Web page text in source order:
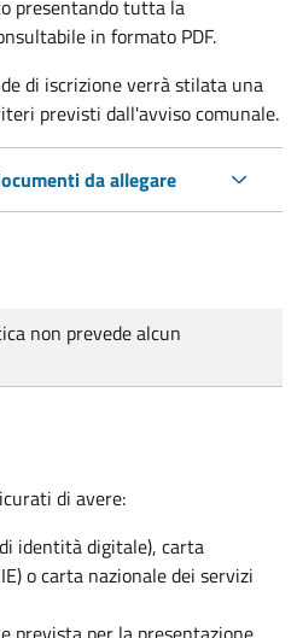
presentando tutta la
in formato PDF.
di iscrizione verrà stilata una
previsti dall'avviso comunale.
da allegare
non prevede alcun
di avere:
identità digitale), carta
o carta nazionale dei servizi